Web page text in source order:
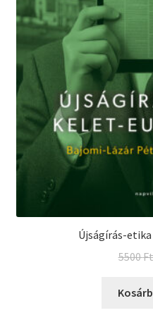
Újságírás-
5500Ft